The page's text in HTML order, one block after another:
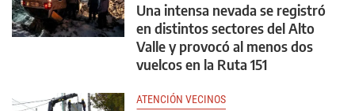
Una intensa nevada se registró
en distintos sectores del Alto
Valle y provocó al menos dos
vuelcos en la Ruta 151
ATENCIÓN VECINOS